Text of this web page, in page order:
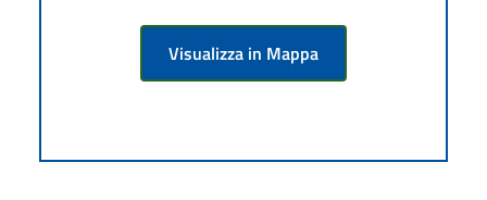
Visualizza in Mappa